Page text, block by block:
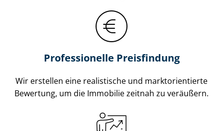
Professionelle Preisfindung
Wir erstellen eine realistische und markt­ori­en­tier­te
Bewertung, um die Immobilie zeitnah zu veräußern.